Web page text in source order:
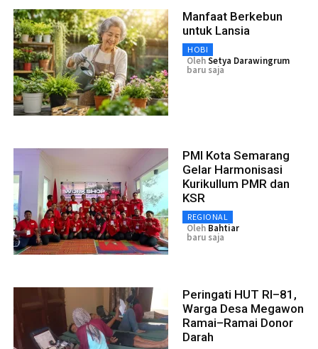
Manfaat Berkebun
untuk Lansia
HOBI
OlehSetya Darawingrum
baru saja
PMI Kota Semarang
Gelar Harmonisasi
Kurikullum PMR dan
KSR
REGIONAL
Oleh Bahtiar
baru saja
Peringati HUT RI–81,
Warga Desa Megawon
Ramai–Ramai Donor
Darah